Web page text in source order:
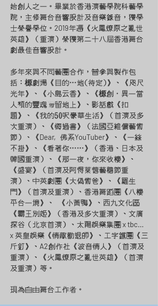
始創人之一。畢業於香港演藝學院科藝學
院，主修舞台音響設計及音樂錄音，獲學
士榮譽學位。 2019年憑《火鳳燎原之亂世
英雄》（重演）榮獲第二十八屆香港舞台
劇最佳音響設計。
多年來與不同藝團合作，曾參與製作包
括： 榞劇場《目的…地(待定)》、《咫尺
光年》、《小島云香》、《榞創．異－當
人類的靈魂滯留地上》、影話戲《扣
題》、《我的50呎豪華生活》（首演及多
次重演）、《悔過書》（法國亞維儂藝術
節）、《 Dear, 佛系YouTuber 》、《一絲
不掛》、《看著你……》（香港、日本及
韓國重演）、《那一夜，你來收樓》、
《盛宴》（首演及阿得萊德藝穗節重
演）、中英劇團《大偽術爸》、《羅生
門》（首演及重演）、香港舞蹈團《八樓
平台－境》、 《小黃鴨》、西九文化區
《霸王別姬》（香港及多次重演）、文廣
探谷（北京首演）、太陽娛樂集團 x tbc...
x 英皇娛樂《情敵勸退師》、工字鐵團《三
斤釘》、 A2創作社《波音情人》（首演及
重演）、《火鳳燎原之亂世英雄》（首演
及重演）等。
現為自由舞台工作者。